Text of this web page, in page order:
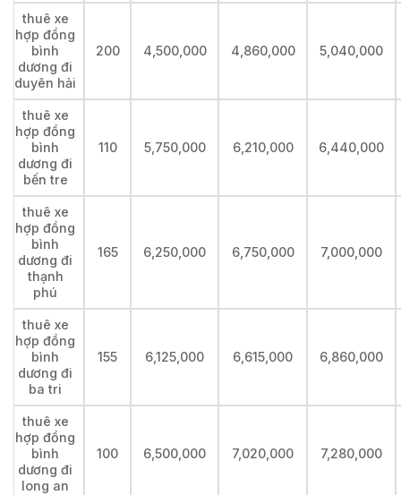
thuê xe
hợp đồng
bình
dương đi
duyên hải
200 4,500,000 4,860,000 5,040,000
thuê xe
hợp đồng
bình
dương đi
bến tre
110 5,750,000 6,210,000 6,440,000
thuê xe
hợp đồng
bình
dương đi
thạnh
phú
165 6,250,000 6,750,000 7,000,000
thuê xe
hợp đồng
bình
dương đi
ba tri
155 6,125,000 6,615,000 6,860,000
thuê xe
hợp đồng
bình
dương đi
long an
100 6,500,000 7,020,000 7,280,000